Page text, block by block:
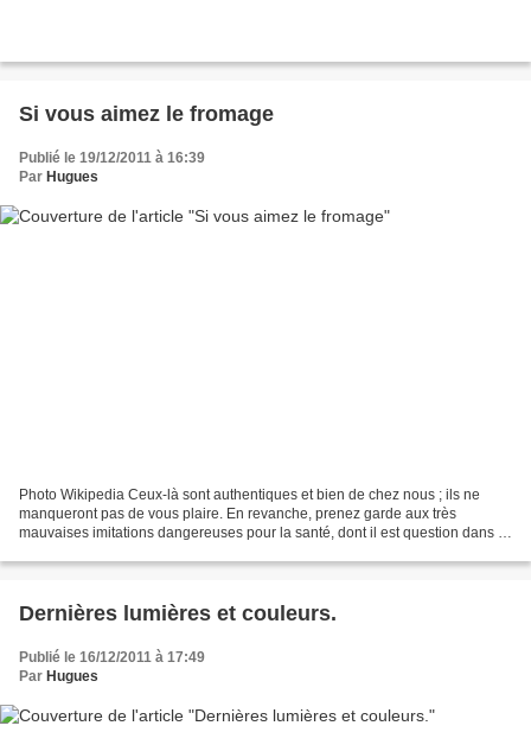
Si vous aimez le fromage
Publié le 19/12/2011 à 16:39
Par Hugues
Photo Wikipedia Ceux-là sont authentiques et bien de chez nous ; ils ne
manqueront pas de vous plaire. En revanche, prenez garde aux très
mauvaises imitations dangereuses pour la santé, dont il est question dans le
Dernières lumières et couleurs.
Publié le 16/12/2011 à 17:49
Par Hugues